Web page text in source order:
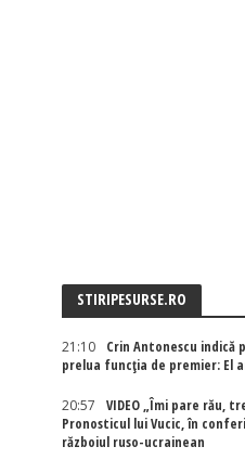
STIRIPESURSE.RO
21:10
Crin Antonescu
prelua funcția de premier: El
20:57
VIDEO „Îmi pare rău,
Pronosticul lui Vucic, în
războiul ruso-ucrainean